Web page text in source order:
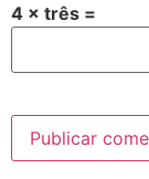
4 × três =